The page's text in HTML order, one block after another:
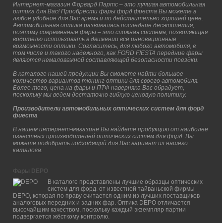
Интернет-магазин Форвард Партс – это лучшая автомобильная
оптика для Вас! Приобрести фары форд фиеста Вы можете в
любое удобное для Вас время и по действительно хорошей цене.
Автомобильная оптика развивалась последние десятилетия,
поэтому современные фары – это сложная система, позволяющая
водителю использовать в движении все инновационные
возможности оптики. Согласитесь, для любого автомобиля, в
том числе и такого надежного, как FORD FIESTA передние фары
являются немаловажной составляющей безопасности поездки.
В каталоге нашей продукции Вы сможете найти большое
количество вариантов тюнинг оптики для своего автомобиля.
Более того, цена на фары и ПТФ наверняка Вас обрадует,
поскольку мы ведем достаточно гибкую ценовую политику.
Производители автомобильных оптических систем для форд
фиеста
В нашем интернет-магазине Вы найдете продукцию от наиболее
известных производителей оптических систем для форд. Вы
можете подобрать подходящий для Вас вариант из нашего
каталога.
Фары DEPO
В каталоге представлены лучшие образцы оптических
систем для форд. от известной тайваньской фирмы
DEPO, которая по праву считается одним из лучших поставщиков
аналоговых передних и задних фар. Оптика DEPO отличается
высочайшим качеством, поскольку каждый экземпляр партии
подвергается жёсткому контролю.